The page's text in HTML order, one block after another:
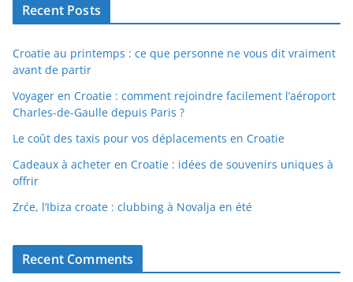
Recent Posts
Croatie au printemps : ce que personne ne vous dit vraiment
avant de partir
Voyager en Croatie : comment rejoindre facilement l’aéroport
Charles-de-Gaulle depuis Paris ?
Le coût des taxis pour vos déplacements en Croatie
Cadeaux à acheter en Croatie : idées de souvenirs uniques à
offrir
Zrće, l’Ibiza croate : clubbing à Novalja en été
Recent Comments